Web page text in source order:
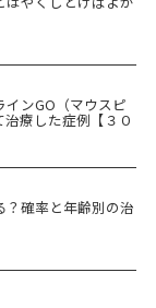
ンGO（マウスピ
療した症例【３０
確率と年齢別の治